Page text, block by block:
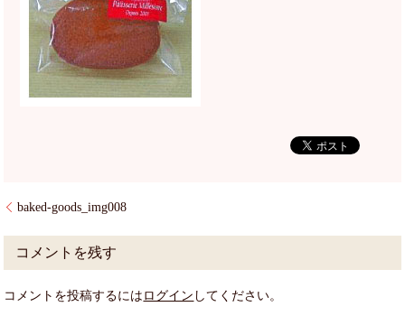
baked-goods_img008
コメントを残す
コメントを投稿するには ログイン してください。